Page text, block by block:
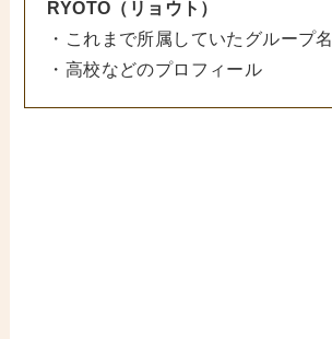
RYOTO（リョウト）
・これまで所属していたグループ名
・高校などのプロフィール